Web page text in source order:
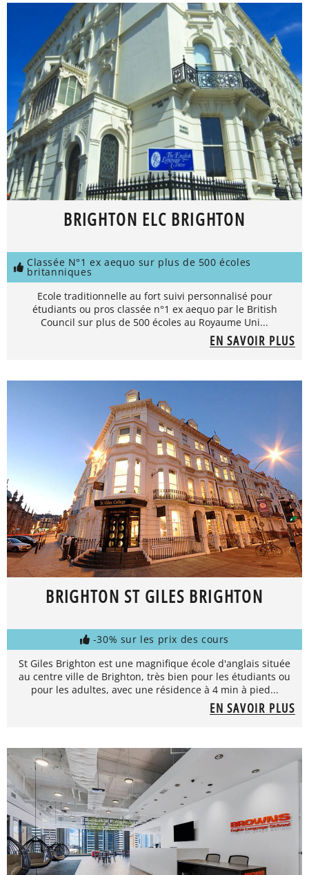
BRIGHTON ELC BRIGHTON
Classée N°1 ex aequo sur plus de 500 écoles
britanniques
Ecole traditionnelle au fort suivi personnalisé pour
étudiants ou pros classée n°1 ex aequo par le British
Council sur plus de 500 écoles au Royaume Uni...
EN SAVOIR PLUS
BRIGHTON ST GILES BRIGHTON
-30% sur les prix des cours
St Giles Brighton est une magnifique école d'anglais située
au centre ville de Brighton, très bien pour les étudiants ou
pour les adultes, avec une résidence à 4 min à pied...
EN SAVOIR PLUS